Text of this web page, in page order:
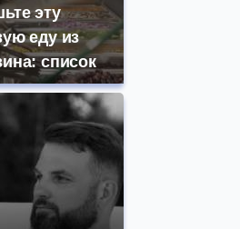
эту
еду из
список